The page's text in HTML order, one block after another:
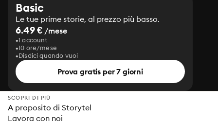
Basic
Le tue prime storie, al prezzo più basso.
6.49 € /mese
1 account
10 ore/mese
Disdici quando vuoi
Prova gratis per 7 giorni
SCOPRI DI PIÙ
A proposito di Storytel
Lavora con noi